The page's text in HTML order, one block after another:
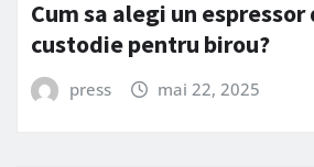
Cum sa alegi un
custodie pentru birou?
press mai 22, 2025